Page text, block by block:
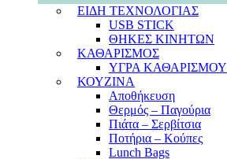
ΕΙΔΗ ΤΕΧΝΟΛΟΓΙΑΣ
USB STICK
ΘΗΚΕΣ ΚΙΝΗΤΩΝ
ΚΑΘΑΡΙΣΜΟΣ
ΥΓΡΑ ΚΑΘΑΡΙΣΜΟΥ
ΚΟΥΖΙΝΑ
Αποθήκευση
Θερμός – Παγούρια
Πιάτα – Σερβίτσια
Ποτήρια – Κούπες
Lunch Bags